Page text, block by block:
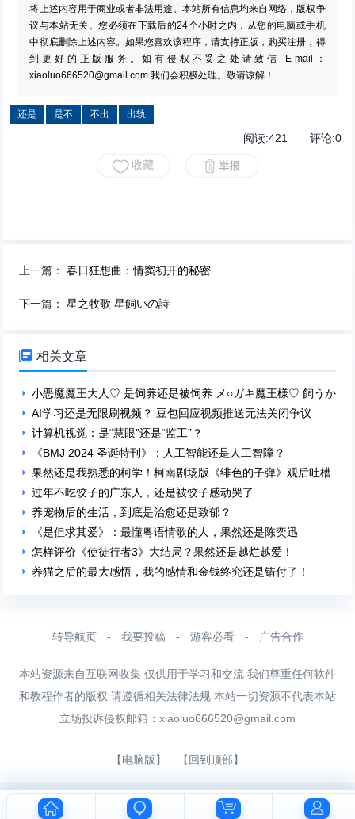
将上述内容用于商业或者非法用途。本站所有信息均来自网络，版权争
议与本站无关。您必须在下载后的24个小时之内，从您的电脑或手机
中彻底删除上述内容。如果您喜欢该程序，请支持正版，购买注册，得
到更好的正版服务。如有侵权不妥之处请致信 E-mail：
xiaoluo666520@gmail.com 我们会积极处理。敬请谅解！
还是 是不 不出 出轨
阅读:421 评论:0
上一篇：春日狂想曲：情窦初开的秘密
下一篇：星之牧歌 星飼いの詩
 相关文章
小恶魔魔王大人♡ 是饲养还是被饲养 メ○ガキ魔王様♡ 飼うか飼
AI学习还是无限刷视频？ 豆包回应视频推送无法关闭争议
计算机视觉：是“慧眼”还是“监工”？
《BMJ 2024 圣诞特刊》：人工智能还是人工智障？
果然还是我熟悉的柯学！柯南剧场版《绯色的子弹》观后吐槽
过年不吃饺子的广东人，还是被饺子感动哭了
养宠物后的生活，到底是治愈还是致郁？
《是但求其爱》：最懂粤语情歌的人，果然还是陈奕迅
怎样评价《使徒行者3》大结局？果然还是越烂越爱！
养猫之后的最大感悟，我的感情和金钱终究还是错付了！
转导航页 - 我要投稿 - 游客必看 - 广告合作
本站资源来自互联网收集 仅供用于学习和交流 我们尊重任何软件
和教程作者的版权 请遵循相关法律法规 本站一切资源不代表本站
立场投诉侵权邮箱： xiaoluo666520@gmail.com
【电脑版】 【回到顶部】